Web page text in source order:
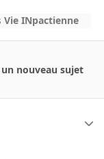
Vie INpactienne
nouveau sujet